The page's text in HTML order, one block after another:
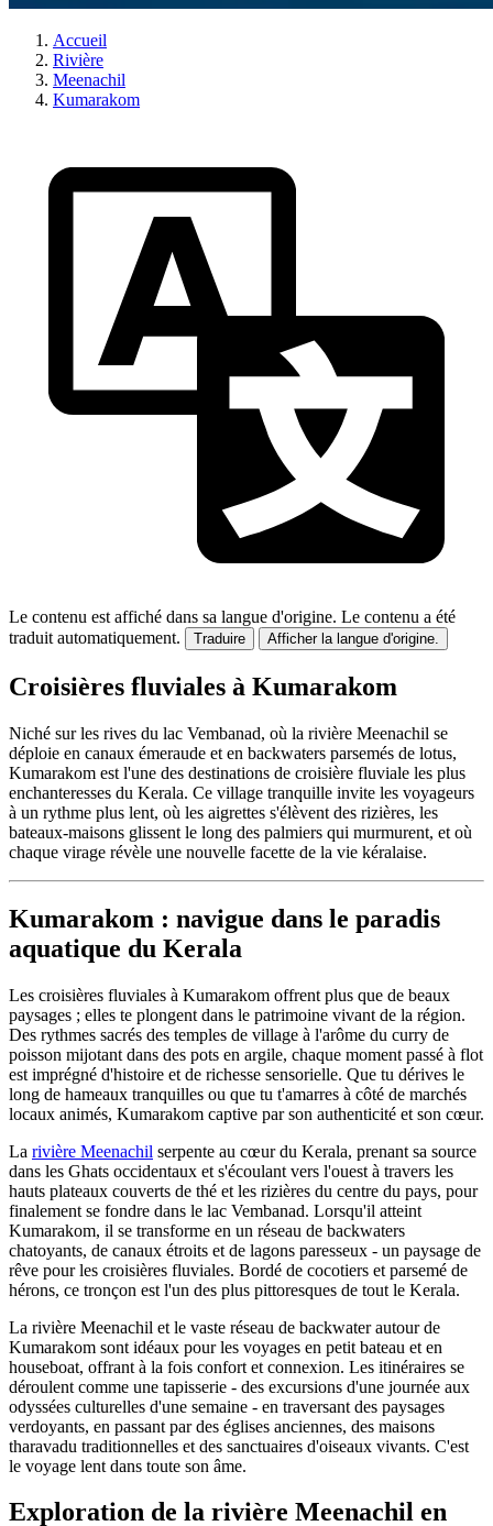
Accueil
Rivière
Meenachil
Kumarakom
Le contenu est affiché dans sa langue d'origine. Le contenu a été
traduit automatiquement.
Traduire Afficher la langue d'origine.
Croisières fluviales à Kumarakom
Niché sur les rives du lac Vembanad, où la rivière Meenachil se
déploie en canaux émeraude et en backwaters parsemés de lotus,
Kumarakom est l'une des destinations de croisière fluviale les plus
enchanteresses du Kerala. Ce village tranquille invite les voyageurs
à un rythme plus lent, où les aigrettes s'élèvent des rizières, les
bateaux-maisons glissent le long des palmiers qui murmurent, et où
chaque virage révèle une nouvelle facette de la vie kéralaise.
Kumarakom : navigue dans le paradis
aquatique du Kerala
Les croisières fluviales à Kumarakom offrent plus que de beaux
paysages ; elles te plongent dans le patrimoine vivant de la région.
Des rythmes sacrés des temples de village à l'arôme du curry de
poisson mijotant dans des pots en argile, chaque moment passé à flot
est imprégné d'histoire et de richesse sensorielle. Que tu dérives le
long de hameaux tranquilles ou que tu t'amarres à côté de marchés
locaux animés, Kumarakom captive par son authenticité et son cœur.
La rivière Meenachil serpente au cœur du Kerala, prenant sa source
dans les Ghats occidentaux et s'écoulant vers l'ouest à travers les
hauts plateaux couverts de thé et les rizières du centre du pays, pour
finalement se fondre dans le lac Vembanad. Lorsqu'il atteint
Kumarakom, il se transforme en un réseau de backwaters
chatoyants, de canaux étroits et de lagons paresseux - un paysage de
rêve pour les croisières fluviales. Bordé de cocotiers et parsemé de
hérons, ce tronçon est l'un des plus pittoresques de tout le Kerala.
La rivière Meenachil et le vaste réseau de backwater autour de
Kumarakom sont idéaux pour les voyages en petit bateau et en
houseboat, offrant à la fois confort et connexion. Les itinéraires se
déroulent comme une tapisserie - des excursions d'une journée aux
odyssées culturelles d'une semaine - en traversant des paysages
verdoyants, en passant par des églises anciennes, des maisons
tharavadu traditionnelles et des sanctuaires d'oiseaux vivants. C'est
le voyage lent dans toute son âme.
Exploration de la rivière Meenachil en